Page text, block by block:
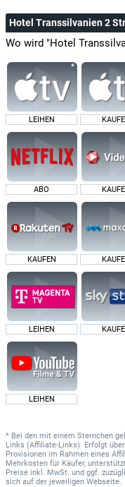
Hotel Transsilvanien 2
Wo wird "Hotel
LEIHEN
ABO
KAUFEN
LEIHEN
LEIHEN
* Bei den mit einem Sternchen
Links (Affiliate-Links). Erfolgt
Provisionen im Rahmen eines
Mehrkosten für Käufer,
Preise inkl. MwSt. und ggf.
sich auf der jeweiligen Webseite.